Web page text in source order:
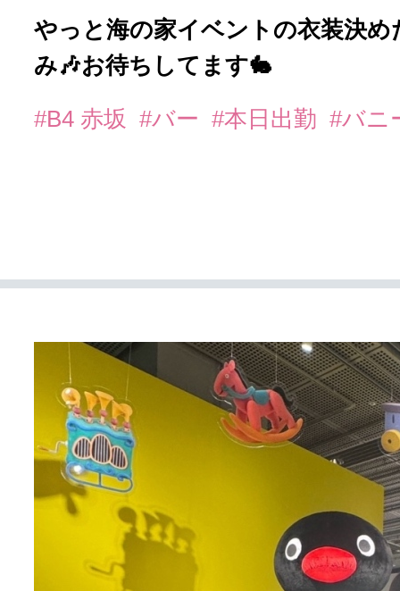
やっと海の家イベントの衣装決
み🎶お待ちしてます🐇
#B4 赤坂 #バー #本日出勤 #バニ